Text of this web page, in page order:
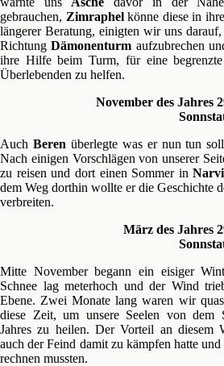
gebrauchen, Zimraphelkönne diese in
längerer Beratung, einigten wir uns
RichtungDämonenturm aufzubrechen
ihre Hilfe beim Turm, für eine
Überlebenden zu helfen.
November des Jahres
Auch Beren überlegte was er nun tun
Nach einigen Vorschlägen von unserer
zu reisen und dort einen Sommer in
dem Weg dorthin wollte er die Geschichte
verbreiten.
März des Jahres
Mitte November begann ein eisiger
Schnee lag meterhoch und der Wind
Ebene. Zwei Monate lang waren wir
diese Zeit, um unsere Seelen von dem
Jahres zu heilen. Der Vorteil an diesem
auch der Feind damit zu kämpfen hatte
rechnen mussten.